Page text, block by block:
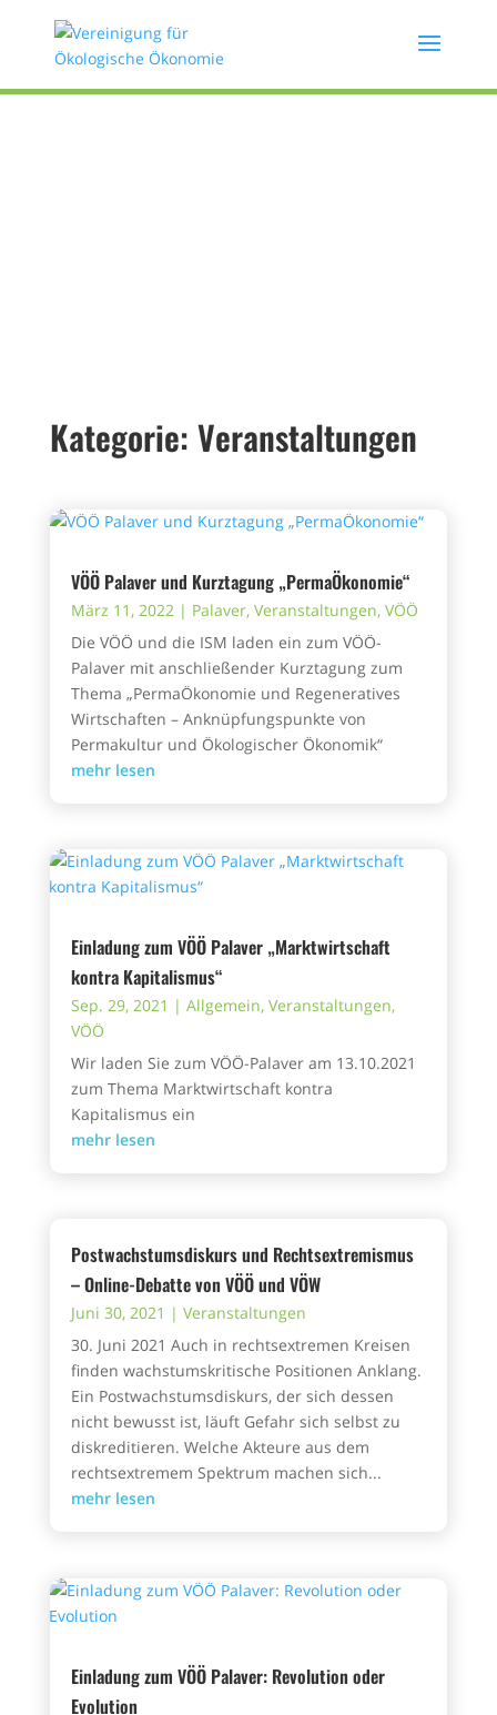
Kategorie: Veranstaltungen
VÖÖ Palaver und Kurztagung „PermaÖkonomie“
März 11, 2022| Palaver, Veranstaltungen, VÖÖ
Die VÖÖ und die ISM laden ein zum VÖÖ-
Palaver mit anschließender Kurztagung zum
Thema „PermaÖkonomie und Regeneratives
Wirtschaften – Anknüpfungspunkte von
Permakultur und Ökologischer Ökonomik“
mehr lesen
Einladung zum VÖÖ Palaver „Marktwirtschaft
kontra Kapitalismus“
Sep. 29, 2021 | Allgemein, Veranstaltungen,
VÖÖ
Wir laden Sie zum VÖÖ-Palaver am 13.10.2021
zum Thema Marktwirtschaft kontra
Kapitalismus ein
mehr lesen
Postwachstumsdiskurs und Rechtsextremismus
– Online-Debatte von VÖÖ und VÖW
Juni 30, 2021 | Veranstaltungen
30. Juni 2021 Auch in rechtsextremen Kreisen
finden wachstumskritische Positionen Anklang.
Ein Postwachstumsdiskurs, der sich dessen
nicht bewusst ist, läuft Gefahr sich selbst zu
diskreditieren. Welche Akteure aus dem
rechtsextremem Spektrum machen sich...
mehr lesen
Einladung zum VÖÖ Palaver: Revolution oder
Evolution